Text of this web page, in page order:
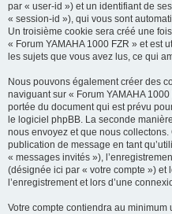
par « user-id ») et un identifiant de
« session-id »), qui vous sont
Un troisième cookie sera créé une
« Forum YAMAHA 1000 FZR » et est
les sujets que vous avez lus, ce qui
Nous pouvons également créer des
naviguant sur « Forum YAMAHA
portée du document qui est prévu
le logiciel phpBB. La seconde
nous envoyez et que nous collectons.
publication de message en tant
« messages invités »),
(désignée ici par « votre compte »)
l’enregistrement et lors d’une
Votre compte contiendra au